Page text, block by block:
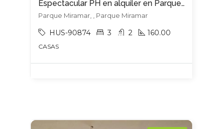
Espectacular PH en alquiler en Parque Miramar
Parque Miramar, , Parque Miramar
HUS-90874 3 2 160.00
CASAS